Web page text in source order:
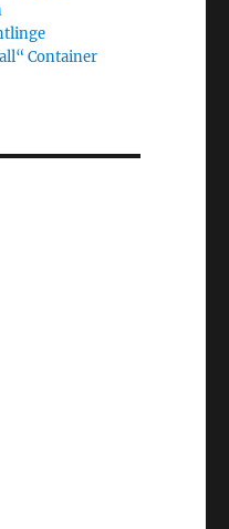
Container